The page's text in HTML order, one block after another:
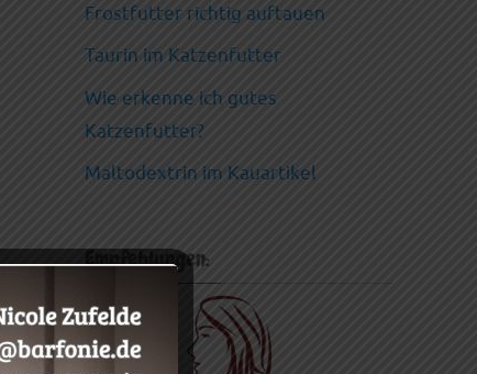
Frostfutter richtig auftauen
Taurin im Katzenfutter
Wie erkenne ich gutes
Katzenfutter?
Maltodextrin im Kauartikel
Empfehlungen: